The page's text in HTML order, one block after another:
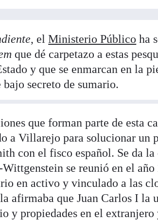
, elMinisterio Público ha
que dé carpetazo a estas
y que se enmarcan en la
secreto de sumario.
que forman parte de esta
a Villarejo para solucionar un
con el fisco español. Se da la
se reunió en el año
en activo y vinculado a las
afirmaba que Juan Carlos I la
y propiedades en el extranjero